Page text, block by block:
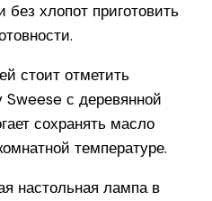
хлопот приготовить
стоит отметить
Sweese с деревянной
сохранять масло
температуре.
настольная лампа в